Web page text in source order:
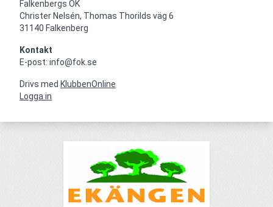
Falkenbergs OK
Christer Nelsén, Thomas Thorilds väg 6
31140 Falkenberg
Kontakt
E-post: info@fok.se
Drivs med KlubbenOnline
Logga in